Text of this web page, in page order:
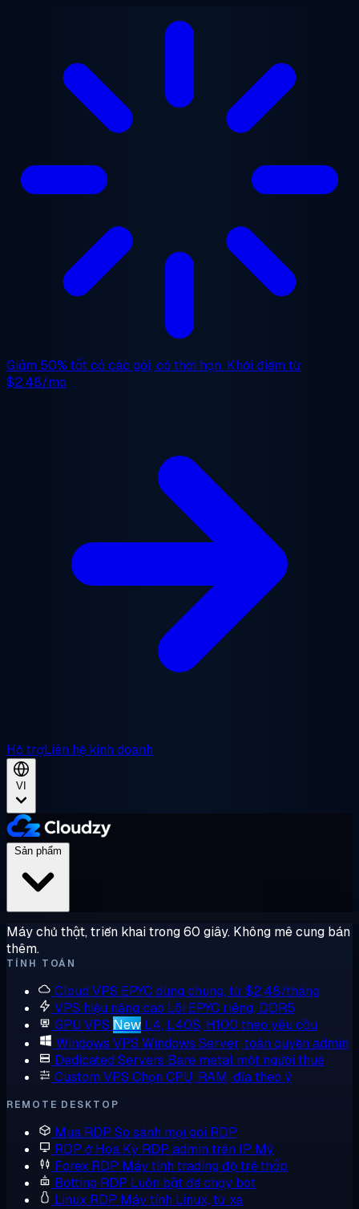
Giảm 50% tất cả các gói, có thời hạn. Khởi điểm từ
$2.48/mo
Hỗ trợLiên hệ kinh doanh
VI
Máy chủ thật, triển khai trong 60 giây. Không mê cung bán
thêm.
TÍNH TOÁN
Cloud VPS EPYC dùng chung, từ $2,48/tháng
VPS hiệu năng cao Lõi EPYC riêng, DDR5
GPU VPS New L4, L40S, H100 theo yêu cầu
Windows VPS Windows Server, toàn quyền admin
Dedicated Servers Bare metal một người thuê
Custom VPS Chọn CPU, RAM, đĩa theo ý
REMOTE DESKTOP
Mua RDP So sánh mọi gói RDP
RDP ở Hoa Kỳ RDP admin trên IP Mỹ
Forex RDP Máy tính trading độ trễ thấp
Botting RDP Luôn bật để chạy bot
Linux RDP Máy tính Linux, từ xa